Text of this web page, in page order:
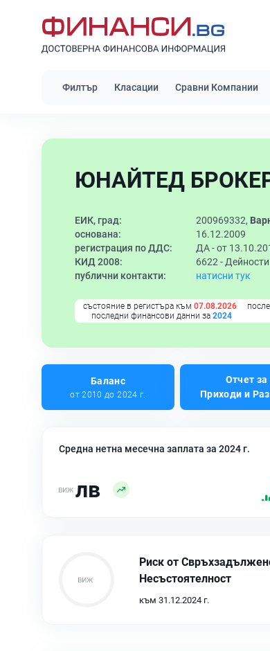
Филтър Класации Сравни Компании
ЮНАЙТЕД
ЕИК, град: 200969332,
основана:
16.12.2009
регистрация по ДДС:
ДА - от
КИД 2008:
6622 -
публични контакти:
натисни тук
състояние в регистъра към 07.08.2026
последни финансови данни за 2024
Баланс
от 2010 до 2024 г.
Отчет за
Приходи и
Средна нетна месечна заплата за 2024 г.
лв
Риск от
Несъстоятелност
към 31.12.2024 г.